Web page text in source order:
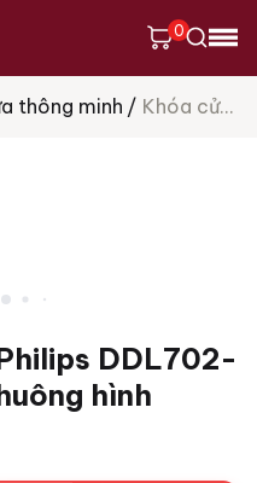
0
thông minh Khóa cửa vân tay Philips DDL702-1HWS – Camera chuông hình
DDL702-
hình